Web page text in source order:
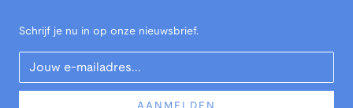
Schrijf je nu in op onze nieuwsbrief.
Your Email
AANMELDEN